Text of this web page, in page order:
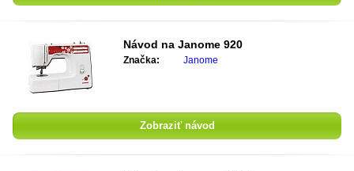
Návod na Janome 920
Značka: Janome
Zobraziť návod